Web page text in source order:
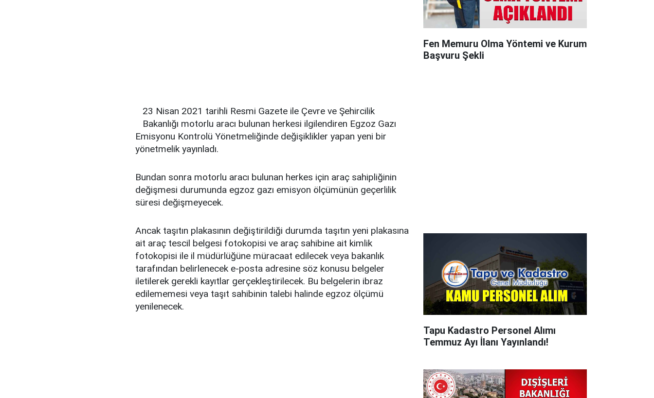
23 Nisan 2021 tarihli Resmi Gazete ile Çevre ve Şehircilik
Bakanlığı motorlu aracı bulunan herkesi ilgilendiren Egzoz Gazı
Emisyonu Kontrolü Yönetmeliğinde değişiklikler yapan yeni bir
yönetmelik yayınladı.
Bundan sonra motorlu aracı bulunan herkes için araç sahipliğinin
değişmesi durumunda egzoz gazı emisyon ölçümünün geçerlilik
süresi değişmeyecek.
Ancak taşıtın plakasının değiştirildiği durumda taşıtın yeni plakasına
ait araç tescil belgesi fotokopisi ve araç sahibine ait kimlik
fotokopisi ile il müdürlüğüne müracaat edilecek veya bakanlık
tarafından belirlenecek e-posta adresine söz konusu belgeler
iletilerek gerekli kayıtlar gerçekleştirilecek. Bu belgelerin ibraz
edilememesi veya taşıt sahibinin talebi halinde egzoz ölçümü
yenilenecek.
Fen Memuru Olma Yöntemi ve Kurum
Başvuru Şekli
Tapu Kadastro Personel Alımı
Temmuz Ayı İlanı Yayınlandı!